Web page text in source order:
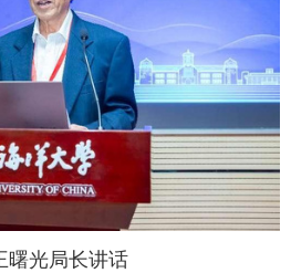
曙光局长讲话